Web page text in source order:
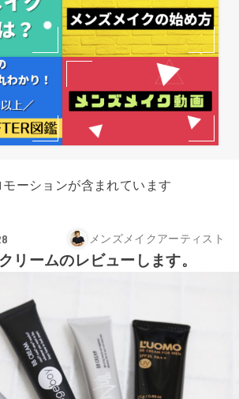
ーションが含まれています
メンズメイクアーティスト
リームのレビューします。